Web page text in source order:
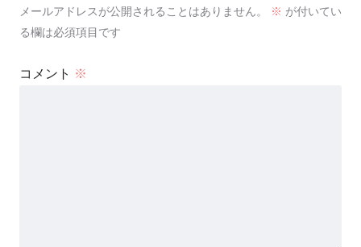
メールアドレスが公開されることはありません。 ※ が付いてい
る欄は必須項目です
コメント ※